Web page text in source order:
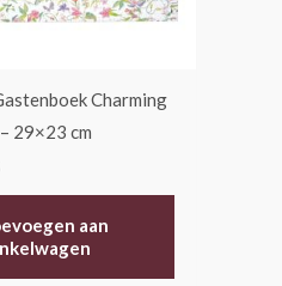
Charming
29×23 cm
aan